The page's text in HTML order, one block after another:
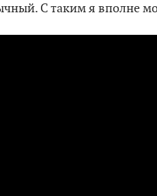
С таким я вполне